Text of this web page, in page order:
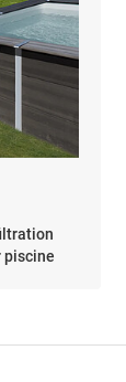
piscine